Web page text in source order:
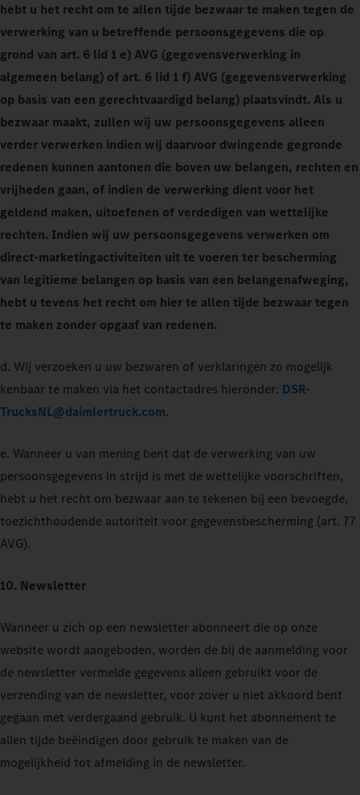
hebt u het recht om te allen tijde bezwaar te maken tegen de
verwerking van u betreffende persoonsgegevens die op
grond van art. 6 lid 1 e) AVG (gegevensverwerking in
algemeen belang) of art. 6 lid 1 f) AVG (gegevensverwerking
op basis van een gerechtvaardigd belang) plaatsvindt. Als u
bezwaar maakt, zullen wij uw persoonsgegevens alleen
verder verwerken indien wij daarvoor dwingende gegronde
redenen kunnen aantonen die boven uw belangen, rechten en
vrijheden gaan, of indien de verwerking dient voor het
geldend maken, uitoefenen of verdedigen van wettelijke
rechten. Indien wij uw persoonsgegevens verwerken om
direct-marketingactiviteiten uit te voeren ter bescherming
van legitieme belangen op basis van een belangenafweging,
hebt u tevens het recht om hier te allen tijde bezwaar tegen
te maken zonder opgaaf van redenen.
d. Wij verzoeken u uw bezwaren of verklaringen zo mogelijk
kenbaar te maken via het contactadres hieronder: DSR-
TrucksNL@daimlertruck.com.
e. Wanneer u van mening bent dat de verwerking van uw
persoonsgegevens in strijd is met de wettelijke voorschriften,
hebt u het recht om bezwaar aan te tekenen bij een bevoegde,
toezichthoudende autoriteit voor gegevensbescherming (art. 77
AVG).
10. Newsletter
Wanneer u zich op een newsletter abonneert die op onze
website wordt aangeboden, worden de bij de aanmelding voor
de newsletter vermelde gegevens alleen gebruikt voor de
verzending van de newsletter, voor zover u niet akkoord bent
gegaan met verdergaand gebruik. U kunt het abonnement te
allen tijde beëindigen door gebruik te maken van de
mogelijkheid tot afmelding in de newsletter.